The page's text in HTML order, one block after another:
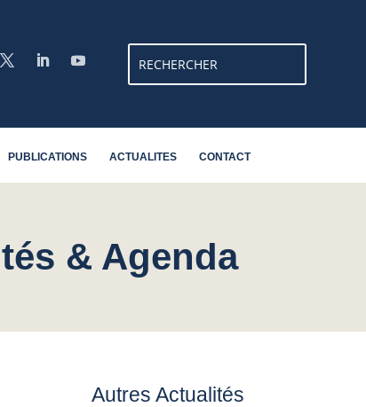
PUBLICATIONS ACTUALITES CONTACT
& Agenda
Autres Actualités